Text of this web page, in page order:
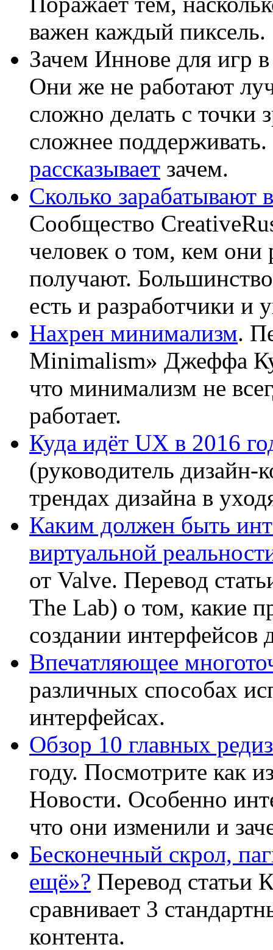
важен каждый пиксель.
Зачем Иннове для игр
Они же не работают
сложно делать с точки
сложнее поддерживать.
рассказывает зачем.
Сколько зарабатывают
Сообщество
человек о том, кем они
получают.
есть и разработчики и
Нахрен минимализм.
Minimalism» Джеффа
что минимализм не
работает.
Куда идёт UX в 2016
(руководитель дизайн-
трендах дизайна в
Каким должен быть
виртуальной
от Valve. Перевод
The Lab) о том, какие
создании интерфейсов
Впечатляющее
различных способах
интерфейсах.
Обзор 10 главных
году. Посмотрите как
Новости. Особенно
что они изменили и
Бесконечный скрол,
ещё»? Перевод статьи
сравнивает 3
контента.